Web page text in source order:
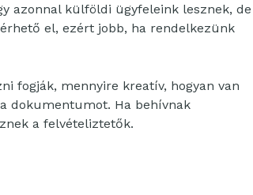
azonnal külföldi ügyfeleink lesznek, de
el, ezért jobb, ha rendelkezünk
fogják, mennyire kreatív, hogyan van
dokumentumot. Ha behívnak
a felvételiztetők.